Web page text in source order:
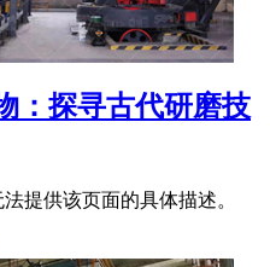
：探寻古代研磨技
提供该页面的具体描述。